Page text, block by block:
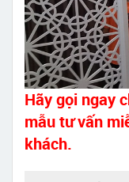
Hãy gọi ngay
mẫu tư vấn
khách.